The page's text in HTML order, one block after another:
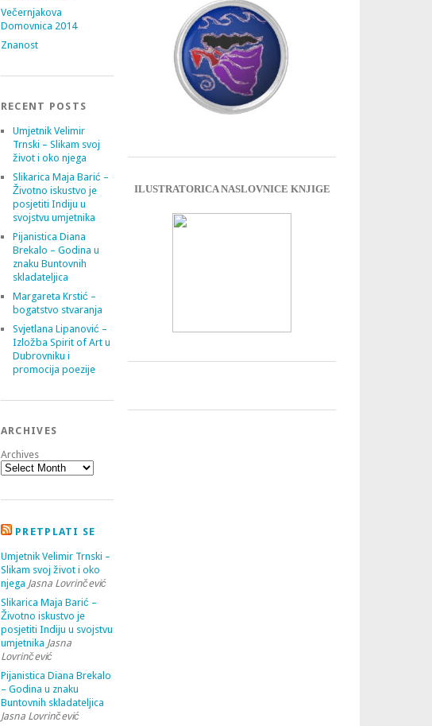
Večernjakova
Domovnica 2014
Znanost
RECENT POSTS
Umjetnik Velimir
Trnski – Slikam svoj
život i oko njega
Slikarica Maja Barić –
Životno iskustvo je
posjetiti Indiju u
svojstvu umjetnika
Pijanistica Diana
Brekalo – Godina u
znaku Buntovnih
skladateljica
Margareta Krstić –
bogatstvo stvaranja
Svjetlana Lipanović –
Izložba Spirit of Art u
Dubrovniku i
promocija poezije
ARCHIVES
Archives
PRETPLATI SE
Umjetnik Velimir Trnski –
Slikam svoj život i oko
njega Jasna Lovrinčević
Slikarica Maja Barić –
Životno iskustvo je
posjetiti Indiju u svojstvu
umjetnika Jasna
Lovrinčević
Pijanistica Diana Brekalo
– Godina u znaku
Buntovnih skladateljica
Jasna Lovrinčević
ILUSTRATORICA NASLOVNICE KNJIGE